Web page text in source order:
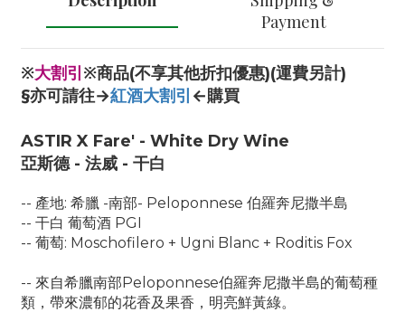
Payment
※大割引 ※商品(不享其他折扣優惠)(運費另計)
§亦可請往→紅酒大割引 ←購買
ASTIR X Fare' - White Dry Wine
亞斯德 - 法威 - 干白
-- 產地: 希臘 -南部- Peloponnese 伯羅奔尼撒半島
-- 干白 葡萄酒 PGI
-- 葡萄: Moschofilero + Ugni Blanc + Roditis Fox
-- 來自希臘南部Peloponnese伯羅奔尼撒半島的葡萄種
類，帶來濃郁的花香及果香，明亮鮮黃綠。